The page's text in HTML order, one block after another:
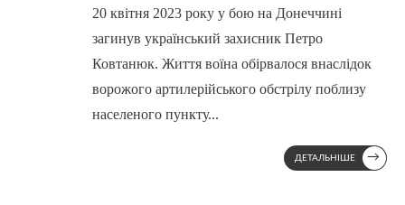
20 квітня 2023 року у бою на Донеччині
загинув український захисник Петро
Ковтанюк. Життя воїна обірвалося внаслідок
ворожого артилерійського обстрілу поблизу
населеного пункту...
ДЕТАЛЬНІШЕ →